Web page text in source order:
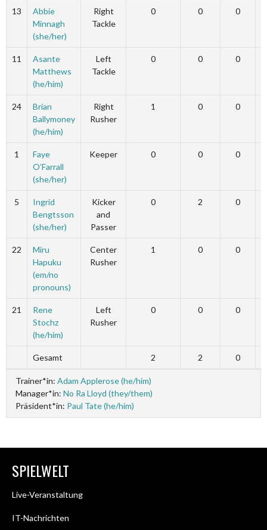
13
Abbie
Minnagh
(she/her)
Right
Tackle
0 0 0
11
Asante
Matthews
(he/him)
Left
Tackle
0 0 0
24
Brian
Ballymoney
(he/him)
Right
Rusher
1 0 0
1
Faye
O’Farrall
(she/her)
Keeper 0 0 0
5
Ingrid
Bengtsson
(she/her)
Kicker
and
Passer
0 2 0
22
Miru
Hapuku
(em/no
pronouns)
Center
Rusher
1 0 0
21
Rene
Stochz
(he/him)
Left
Rusher
0 0 0
Gesamt 2 2 0
Trainer*in: Adam Applerose (he/him)
Manager*in: No Ra Lloyd (they/them)
Präsident*in: Paul Tate (he/him)
SPIELWELT
Live-Veranstaltung
IT-Nachrichten